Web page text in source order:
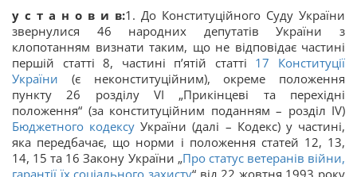
у с т а н о в и в:1. До Конституційного Суду України
звернулися 46 народних депутатів України з
клопотанням визнати таким, що не відповідає частині
першій статті 8, частині п’ятій статті 17 Конституції
України (є неконституційним), окреме положення
пункту 26 розділу VІ „Прикінцеві та перехідні
положення“ (за конституційним поданням – розділ ІV)
Бюджетного кодексу України (далі – Кодекс) у частині,
яка передбачає, що норми і положення статей 12, 13,
14, 15 та 16 Закону України „Про статус ветеранів війни,
гарантії їх соціального захисту“ від 22 жовтня 1993 року